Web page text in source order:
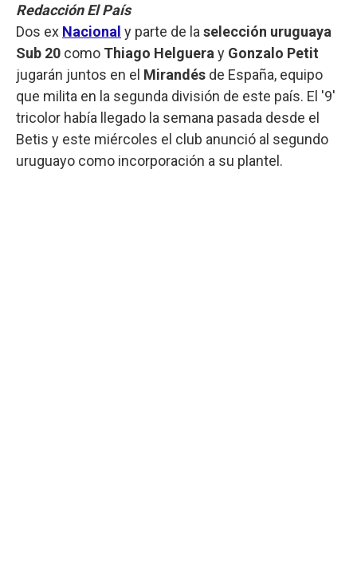
Redacción El País
Dos ex Nacional y parte de la selección uruguaya
Sub 20 como Thiago Helguera y Gonzalo Petit
jugarán juntos en el Mirandés de España, equipo
que milita en la segunda división de este país. El '9'
tricolor había llegado la semana pasada desde el
Betis y este miércoles el club anunció al segundo
uruguayo como incorporación a su plantel.